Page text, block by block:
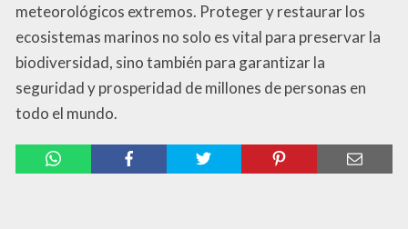
meteorológicos extremos. Proteger y restaurar los
ecosistemas marinos no solo es vital para preservar la
biodiversidad, sino también para garantizar la
seguridad y prosperidad de millones de personas en
todo el mundo.